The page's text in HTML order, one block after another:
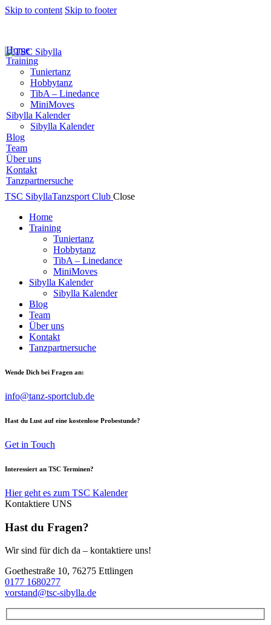
Skip to content Skip to footer
Home
Training
Tuniertanz
Hobbytanz
TibA – Linedance
MiniMoves
Sibylla Kalender
Sibylla Kalender
Blog
Team
Über uns
Kontakt
Tanzpartnersuche
TSC SibyllaTanzsport Club Close
Home
Training
Tuniertanz
Hobbytanz
TibA – Linedance
MiniMoves
Sibylla Kalender
Sibylla Kalender
Blog
Team
Über uns
Kontakt
Tanzpartnersuche
Wende Dich bei Fragen an:
info@tanz-sportclub.de
Hast du Lust auf eine kostenlose Probestunde?
Get in Touch
Interessiert an TSC Terminen?
Hier geht es zum TSC Kalender
Kontaktiere UNS
Hast du Fragen?
Wir sind für dich da – kontaktiere uns!
Goethestraße 10, 76275 Ettlingen
0177 1680277
vorstand@tsc-sibylla.de